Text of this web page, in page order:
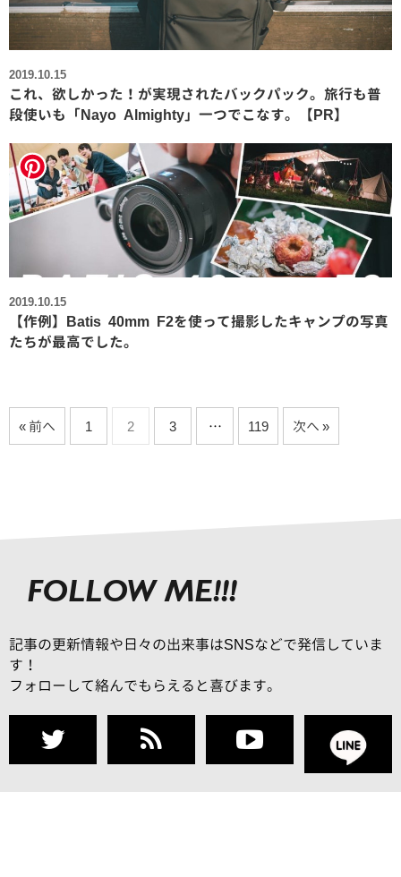
2019.10.15
これ、欲しかった！が実現されたバックパック。旅行も普
段使いも「Nayo Almighty」一つでこなす。【PR】
2019.10.15
【作例】Batis 40mm F2を使って撮影したキャンプの写真
たちが最高でした。
« 前へ 1 2 3 … 119 次へ »
FOLLOW ME!!!
記事の更新情報や日々の出来事はSNSなどで発信していま
す！
フォローして絡んでもらえると喜びます。